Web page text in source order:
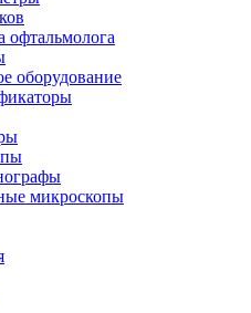
офтальмолога
оборудование
микроскопы